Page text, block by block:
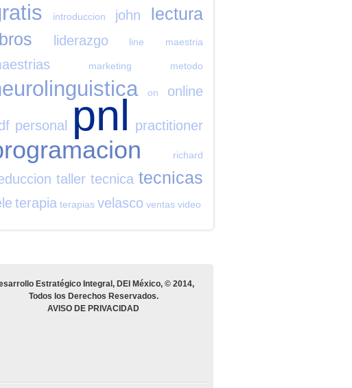
introduccion john
lectura
liderazgo line maestria
marketing metodo
on online
personal pnl practitioner
richard
taller tecnica tecnicas
terapia terapias velasco ventas video
Estratégico Integral, DEI México, © 2014,
Todos los Derechos Reservados.
AVISO DE PRIVACIDAD